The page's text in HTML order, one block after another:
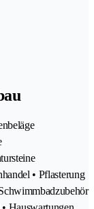
• Pflasterung